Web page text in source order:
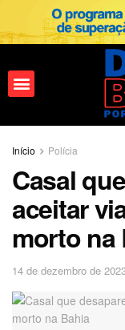
Início Polícia
Casal
aceitar
morto na
14 de dezembro de